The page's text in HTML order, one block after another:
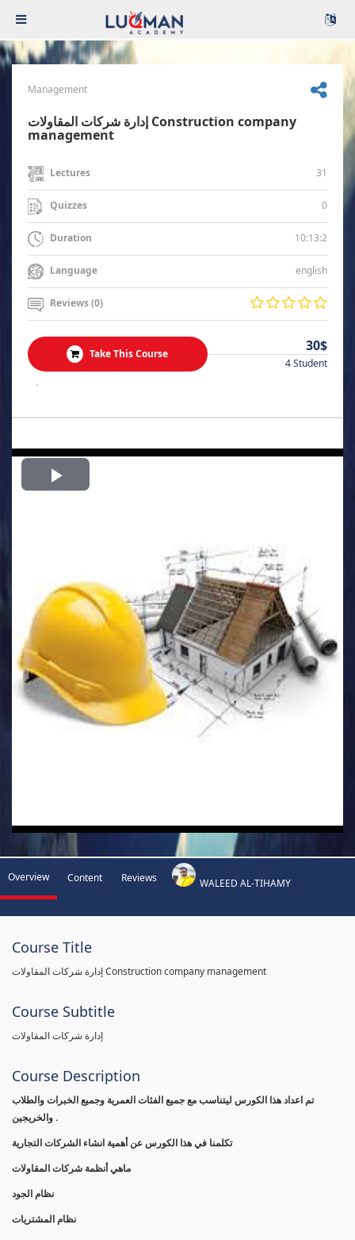
Management
إدارة شركات المقاولات Construction company
management
Lectures 31
Quizzes 0
Duration 10:13:2
Language english
Reviews (0)
Take This Course 30$
4 Student
.
Play
Overview Content Reviews WALEED AL-TIHAMY
Course Title
إدارة شركات المقاولات Construction company management
Course Subtitle
إدارة شركات المقاولات
Course Description
تم اعداد هذا الكورس ليتناسب مع جميع الفئات العمرية وجميع الخبرات والطلاب
والخريجين .
تكلمنا في هذا الكورس عن أهمية انشاء الشركات التجارية
ماهي أنظمة شركات المقاولات
نظام الجود
نظام المشتريات